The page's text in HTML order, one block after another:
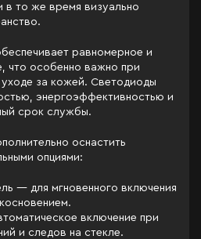
то же время визуально
равномерное и
что особенно важно при
за кожей. Светодиоды
энергоэффективностью и
срок службы.
оснастить
опциями:
— для мгновенного включения
включение при
и следов на стекле.